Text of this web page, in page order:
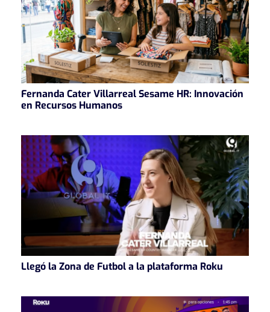
Fernanda Cater Villarreal Sesame HR: Innovación
en Recursos Humanos
Llegó la Zona de Futbol a la plataforma Roku